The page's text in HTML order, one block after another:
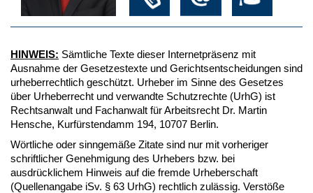
HINWEIS: Sämtliche Texte dieser Internetpräsenz mit
Ausnahme der Gesetzestexte und Gerichtsentscheidungen sind
urheberrechtlich geschützt. Urheber im Sinne des Gesetzes
über Urheberrecht und verwandte Schutzrechte (UrhG) ist
Rechtsanwalt und Fachanwalt für Arbeitsrecht Dr. Martin
Hensche, Kurfürstendamm 194, 10707 Berlin.
Wörtliche oder sinngemäße Zitate sind nur mit vorheriger
schriftlicher Genehmigung des Urhebers bzw. bei
ausdrücklichem Hinweis auf die fremde Urheberschaft
(Quellenangabe iSv. § 63 UrhG) rechtlich zulässig. Verstöße